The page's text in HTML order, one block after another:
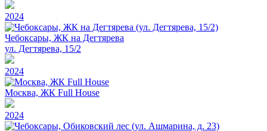
2024
Чебоксары, ЖК на Дегтярева
ул. Дегтярева, 15/2
2024
Москва, ЖК Full House
2024